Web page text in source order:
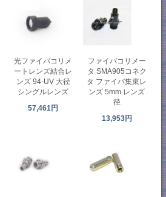
光ファイバコリメ
ートレンズ結合レ
ンズ 94-UV 大径
シングルレンズ
57,461円
ファイバコリメー
タ SMA905コネク
タ ファイバ集束レ
ンズ 5mm レンズ
径
13,953円